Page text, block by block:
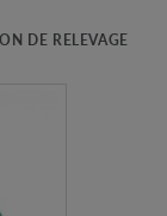
DE RELEVAGE